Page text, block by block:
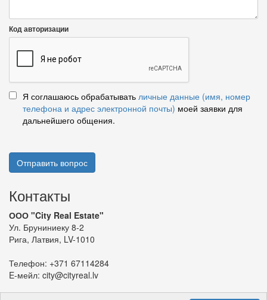
Код авторизации
Я соглашаюсь обрабатывать личные данные (имя, номер
телефона и адрес электронной почты) моей заявки для
дальнейшего общения.
Отправить вопрос
Контакты
ООО "City Real Estate"
Ул. Бруниниеку 8-2
Рига, Латвия, LV-1010
Телефон: +371 67114284
E-мейл: city@cityreal.lv